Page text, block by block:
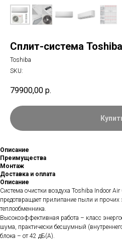
Сплит-система Toshiba
Toshiba
SKU:
79900,00 р.
Описание
Преимущества
Монтаж
Доставка и оплата
Описание
Система очистки воздуха Toshiba Indoor
предотвращает прилипание пыли и прочих
теплообменника.
Высокоэффективная работа – класс
шума, практически бесшумный
блока – от 42 дБ(А).